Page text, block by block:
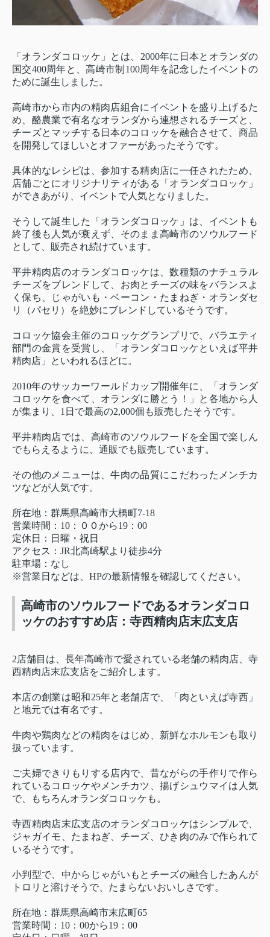
「オランダコロッケ」とは、2000年に日本とオランダの
国交400周年と、高崎市制100周年を記念したイベントの
ために誕生しました。
高崎市から市内の精肉店組合にイベントを盛り上げるた
め、酪農業で有名なオランダから連想されるチーズと、
チーズとマッチする日本のコロッケを融合させて、商品
を開発してほしいとオファーがあったそうです。
具体的なレシピは、参加する精肉店に一任されたため、
店舗ごとにオリジナリティがある「オランダコロッケ」
ができあがり、イベントで人気となりました。
そうして誕生した「オランダコロッケ」は、イベントも
終了後も人気が衰えず、そのまま高崎市のソウルフード
として、販売され続けています。
平井精肉店のオランダコロッケは、数種類のナチュラル
チーズをブレンドして、お肉とチーズの味をバランスよ
く保ち、じゃがいも・ベーコン・たまねぎ・オランダセ
リ（パセリ）を絶妙にブレンドしているそうです。
コロッケ協会主催のコロッケグランプリで、バラエティ
部門の金賞を受賞し、「オランダコロッケといえば平井
精肉店」といわれるほどに。
2010年のサッカーワールドカップ開催年に、「オランダ
コロッケを食べて、オランダに勝とう！」と各地から人
が集まり、1日で最高の2,000個も販売したそうです。
平井精肉店では、高崎市のソウルフードを全国で楽しん
でもらえるように、通販でも販売しています。
その他のメニューは、牛肉の品質にこだわったメンチカ
ツなどが人気です。
所在地：群馬県高崎市大橋町7-18
営業時間：10：００から19：00
定休日：日曜・祝日
アクセス：JR北高崎駅より徒歩4分
駐車場：なし
※営業日などは、HPの最新情報を確認してください。
高崎市のソウルフードであるオランダコロ
ッケのおすすめ店：寺西精肉店末広支店
2店舗目は、長年高崎市で愛されている老舗の精肉店、寺
西精肉店末広支店をご紹介します。
本店の創業は昭和25年と老舗店で、「肉といえば寺西」
と地元では有名です。
牛肉や鶏肉などの精肉をはじめ、新鮮なホルモンも取り
扱っています。
ご夫婦できりもりする店内で、昔ながらの手作りで作ら
れているコロッケやメンチカツ、揚げシュウマイは人気
で、もちろんオランダコロッケも。
寺西精肉店末広支店のオランダコロッケはシンプルで、
ジャガイモ、たまねぎ、チーズ、ひき肉のみで作られて
いるそうです。
小判型で、中からじゃがいもとチーズの融合したあんが
トロリと溶けそうで、たまらないおいしさです。
所在地：群馬県高崎市末広町65
営業時間：10：00から19：00